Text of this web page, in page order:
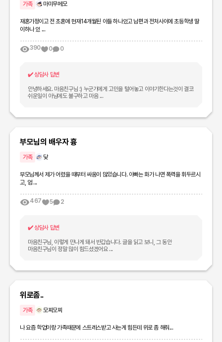
가족 마미무메모
재혼가정이고 전 초혼에 현재14개월된 아들 하나있고 남편과 전처사이에 초등학생 딸
이하나 있 ...
390 0 0
✔️상담사 답변
안녕하세요. 마음친구님 :) 누군가에게 고민을 털어놓고 이야기한다는것이 결코
쉬운일이 아님에도 불구하고 마음 ...
부모님의 배우자 흉
가족 닻
부모님께서 제가 어렸을 때부터 싸움이 많았습니다. 아빠는 화가 나면 폭력을 휘두르시
고, 엄 ...
467 5 2
✔️상담사 답변
마음친구님, 이렇게 만나게 돼서 반갑습니다. 글을 읽고 보니, 그 동안
마음친구님이 정말 많이 힘드셨겠어요 ...
위로좀..
가족 모찌모찌
나 요즘 학업이랑 가족때문에 스트레스받고 사는게 힘든데 위로 좀 해줘...